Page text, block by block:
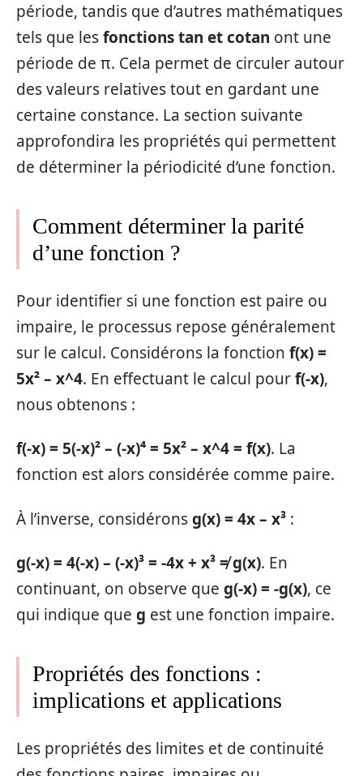
période, tandis que d’autres mathématiques
tels que lesfonctions tan et cotan ont une
période de π. Cela permet de circuler autour
des valeurs relatives tout en gardant une
certaine constance. La section suivante
approfondira les propriétés qui permettent
de déterminer la périodicité d’une fonction.
Comment déterminer la parité
d’une fonction ?
Pour identifier si une fonction est paire ou
impaire, le processus repose généralement
sur le calcul. Considérons la fonction f(x) =
5x² – x^4. En effectuant le calcul pourf(-x),
nous obtenons :
f(-x) = 5(-x)² – (-x)⁴ = 5x² – x^4 = f(x). La
fonction est alors considérée comme paire.
À l’inverse, considéronsg(x) = 4x – x³ :
g(-x) = 4(-x) – (-x)³ = -4x + x³ ≠ g(x). En
continuant, on observe que g(-x) = -g(x), ce
qui indique que g est une fonction impaire.
Propriétés des fonctions :
implications et applications
Les propriétés des limites et de continuité